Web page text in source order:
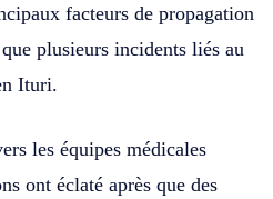
facteurs de propagation
plusieurs incidents liés au
Ituri.
les équipes médicales
ont éclaté après que des